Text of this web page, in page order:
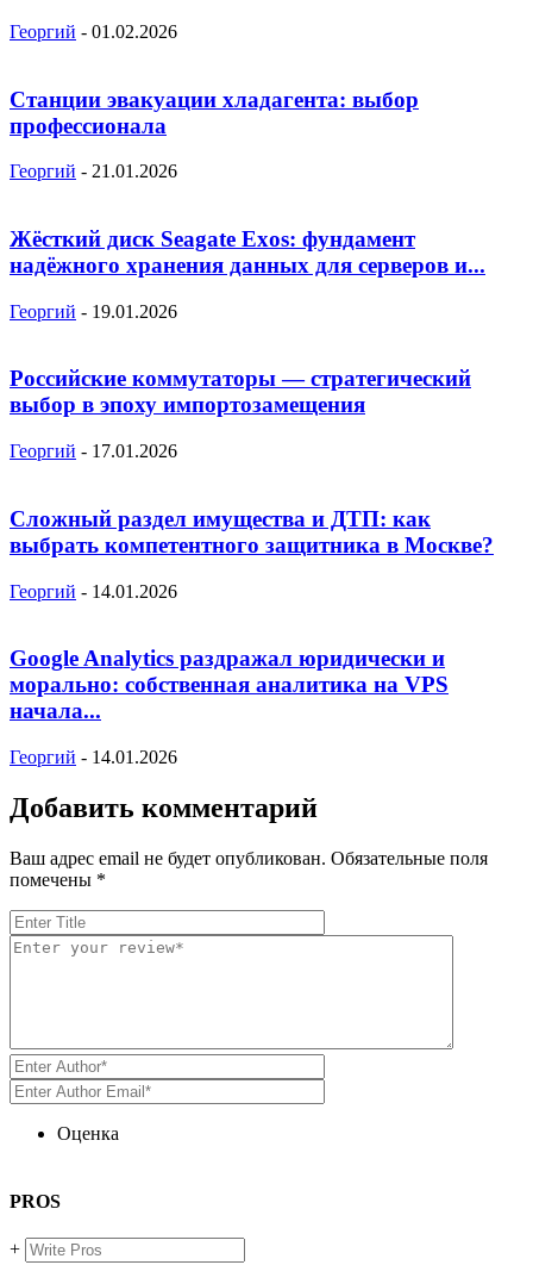
Георгий - 01.02.2026
Станции эвакуации хладагента: выбор
профессионала
Георгий - 21.01.2026
Жёсткий диск Seagate Exos: фундамент
надёжного хранения данных для серверов и...
Георгий - 19.01.2026
Российские коммутаторы — стратегический
выбор в эпоху импортозамещения
Георгий - 17.01.2026
Сложный раздел имущества и ДТП: как
выбрать компетентного защитника в Москве?
Георгий - 14.01.2026
Google Analytics раздражал юридически и
морально: собственная аналитика на VPS
начала...
Георгий - 14.01.2026
Добавить комментарий
Ваш адрес email не будет опубликован. Обязательные поля
помечены *
Оценка
PROS
+